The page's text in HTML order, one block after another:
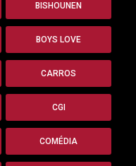
BISHOUNEN
BOYS LOVE
CARROS
CGI
COMÉDIA